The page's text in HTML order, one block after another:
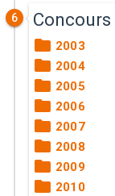
6 Concours
2003
2004
2005
2006
2007
2008
2009
2010